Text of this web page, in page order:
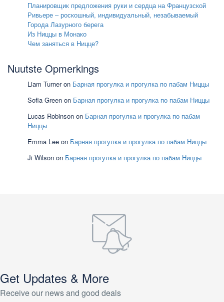
Планировщик предложения руки и сердца на Французской
Ривьере – роскошный, индивидуальный, незабываемый
Города Лазурного берега
Из Ниццы в Монако
Чем заняться в Ницце?
Nuutste Opmerkings
Liam Turneron Барная прогулка и прогулка по пабам Ниццы
Sofia Green on Барная прогулка и прогулка по пабам Ниццы
Lucas Robinson on Барная прогулка и прогулка по пабам
Ниццы
Emma Lee on Барная прогулка и прогулка по пабам Ниццы
Ji Wilson on Барная прогулка и прогулка по пабам Ниццы
Get Updates & More
Receive our news and good deals